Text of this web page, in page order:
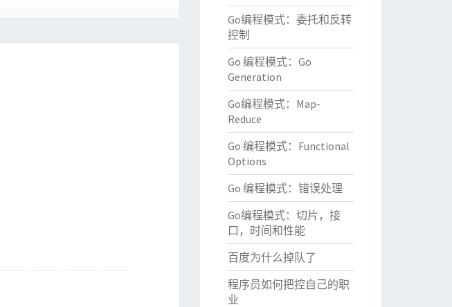
Go编程模式：委托和反转
控制
Go 编程模式：Go
Generation
Go编程模式：Map-
Reduce
Go 编程模式：Functional
Options
Go 编程模式：错误处理
Go编程模式：切片，接
口，时间和性能
百度为什么掉队了
程序员如何把控自己的职
业